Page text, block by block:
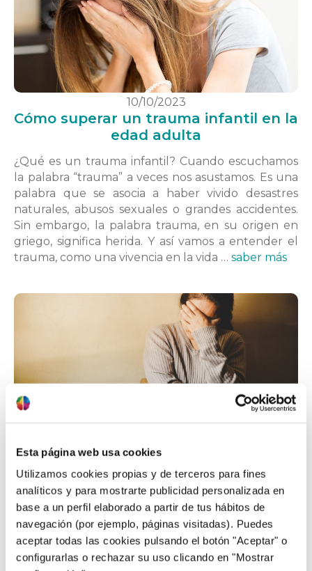
Esta página web usa cookies
Utilizamos cookies propias y de terceros para fines
analíticos y para mostrarte publicidad personalizada en
base a un perfil elaborado a partir de tus hábitos de
navegación (por ejemplo, páginas visitadas). Puedes
aceptar todas las cookies pulsando el botón "Aceptar" o
configurarlas o rechazar su uso clicando en "Mostrar
10/10/2023
Cómo superar un trauma infantil en la
edad adulta
¿Qué es un trauma infantil? Cuando escuchamos
la palabra “trauma” a veces nos asustamos. Es una
palabra que se asocia a haber vivido desastres
naturales, abusos sexuales o grandes accidentes.
Sin embargo, la palabra trauma, en su origen en
griego, significa herida. Y así vamos a entender el
trauma, como una vivencia en la vida … saber más
07/07/2023
trauma no superado
¿Qué es un trauma? Un trauma hace referencia a
una experiencia emocionalmente impactante que
hayas vivenciado, pero que no hayas podido
procesar e integrar con normalidad dentro de tu
historia vital porque te ha hecho sentir
especialmente amenazado a nivel físico o